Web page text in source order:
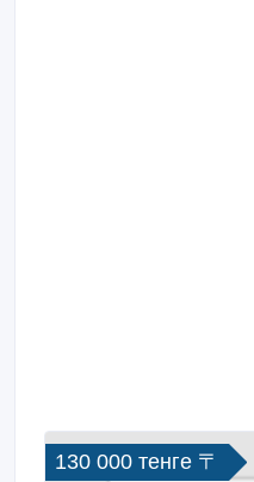
130 000 тенге 〒